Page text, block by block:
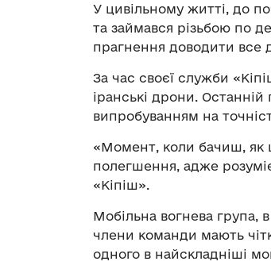
У цивільному житті, до
та займався різьбою по
прагнення доводити все
За час своєї служби
іранські дрони.
випробуванням на
«Момент, коли бачиш, як
полегшення, адже
«Кіпіш».
Мобільна вогнева група,
члени команди мають
одного в найскладніші